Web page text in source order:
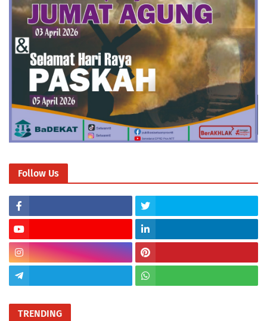
Follow Us
TRENDING